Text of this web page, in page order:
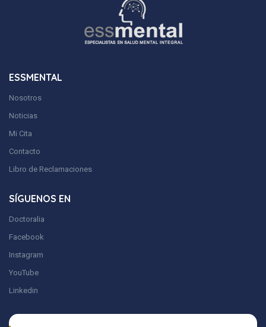
ESSMENTAL
Nosotros
Noticias
Mi Cita
Contacto
Libro de Reclamaciones
SÍGUENOS EN
Doctoralia
Facebook
Instagram
YouTube
Linkedin